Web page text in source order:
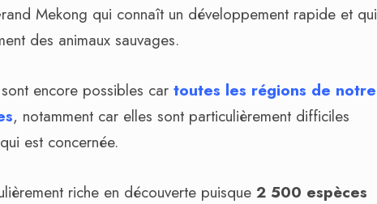
Mekong qui connaît un développement rapide et qui
des animaux sauvages.
encore possibles car toutes les régions de notre
, notamment car elles sont particulièrement difficiles
est concernée.
riche en découverte puisque 2 500 espèces